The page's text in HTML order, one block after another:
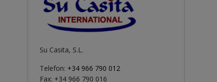
Su Casita, S.L.
Telefon: +34 966 790 012
Fax: +34 966 790 016